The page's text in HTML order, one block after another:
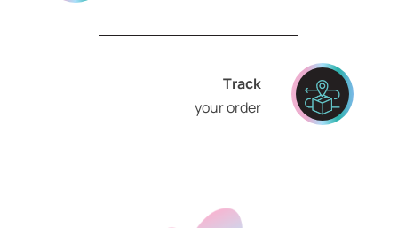
Τrack
your order